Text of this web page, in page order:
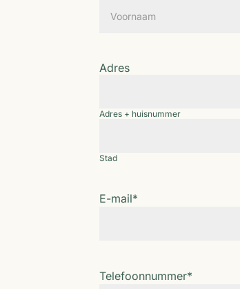
Adres
Adres + huisnummer
Stad
E-mail*
Telefoonnummer*